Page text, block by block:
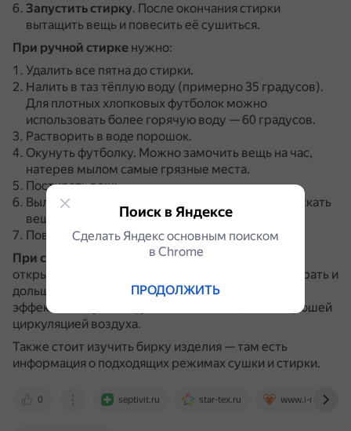
Запустить стирку. После окончания стирки
вытащить вещь и повесить её сушиться.
При ручной стирке нужно:
Удалить все пятна до стирки.
Налить в таз тёплую воду (примерно 35 градусов).
Для плотных хлопковых футболок можно
использовать более горячую воду — 60 градусов.
Растворить в воде порошок.
Окунуть футболку. Можно замочить вещь на час,
натерев мылом самые грязные места.
Постирать вещь.
Вылить старую и набрать новую воду.
Прополоскать
вещь несколько раз.
Повесить футболку сушиться.
При сушке
белые футболки лучше не сушить под
открытым солнцем.
Так ткань будет меньше выгорать и
дольше оставаться белоснежной.Наиболее
эффективно сушить футболки в помещении с хорошей
циркуляцией воздуха.
Также стоит изучить бирку изделия — там есть
информация о подходящих режимах сушки и стирки.
0 septivit.ru star-tex.ru www.i-maika.ru
Поиск в Яндексе
Сделать Яндекс основным поиском
в Сhrome
ПРОДОЛЖИТЬ